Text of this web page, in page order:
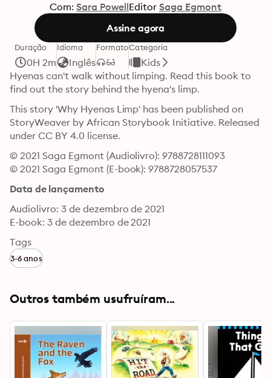
Com: Sara PowellEditor Saga Egmont
Assine agora
Duração
0H 2m
Idioma
Inglês
FormatoCategoria
Kids
Hyenas can't walk without limping. Read this book to
find out the story behind the hyena's limp.
This story 'Why Hyenas Limp' has been published on
StoryWeaver by African Storybook Initiative. Released
under CC BY 4.0 license.
© 2021 Saga Egmont (Audiolivro): 9788728111093
© 2021 Saga Egmont (E-book): 9788728057537
Data de lançamento
Audiolivro: 3 de dezembro de 2021
E-book: 3 de dezembro de 2021
Tags
3-6 anos
Outros também usufruíram...